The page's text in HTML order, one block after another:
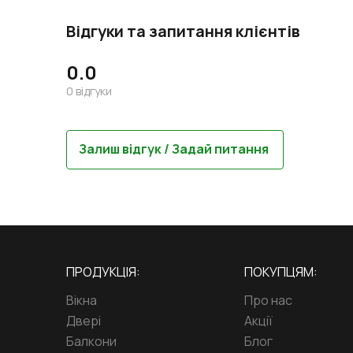
Відгуки та запитання клієнтів
0.0
0 відгуки
Залиш відгук / Задай питання
ПРОДУКЦІЯ:
Вікна
Двері
Балкони
ПОКУПЦЯМ:
Про нас
Акції
Блог